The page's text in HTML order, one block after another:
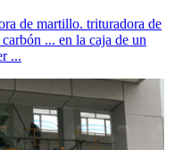
de martillo. trituradora de
... en la caja de un
...